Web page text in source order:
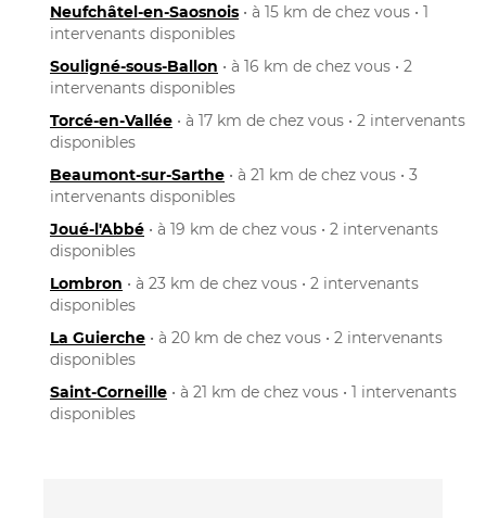
Neufchâtel-en-Saosnois • à 15 km de chez vous • 1
intervenants disponibles
Souligné-sous-Ballon • à 16 km de chez vous • 2
intervenants disponibles
Torcé-en-Vallée • à 17 km de chez vous • 2 intervenants
disponibles
Beaumont-sur-Sarthe • à 21 km de chez vous • 3
intervenants disponibles
Joué-l'Abbé • à 19 km de chez vous • 2 intervenants
disponibles
Lombron • à 23 km de chez vous • 2 intervenants
disponibles
La Guierche • à 20 km de chez vous • 2 intervenants
disponibles
Saint-Corneille • à 21 km de chez vous • 1 intervenants
disponibles